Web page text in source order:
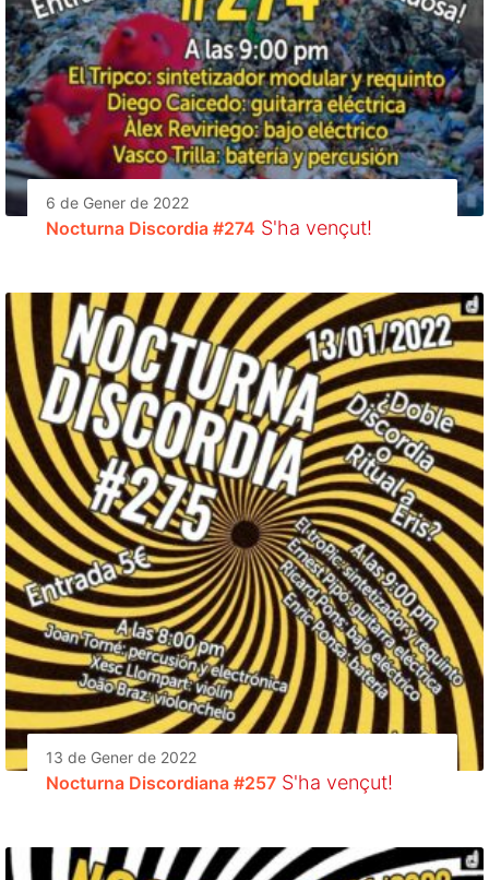
6 de Gener de 2022
Nocturna Discordia #274 S'ha vençut!
13 de Gener de 2022
Nocturna Discordiana #257 S'ha vençut!